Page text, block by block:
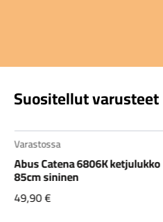
Suositellut varusteet
Varastossa
Abus Catena 6806K ketjulukko
85cm sininen
49,90€